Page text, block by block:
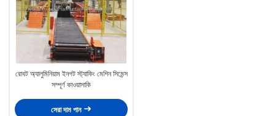
রোবট অ্যালুমিনিয়াম ইনগট স্ট্যাকিং মেশিন সিমেন্স
সম্পূর্ণ কাওয়াসাকি
সেরা দাম পান